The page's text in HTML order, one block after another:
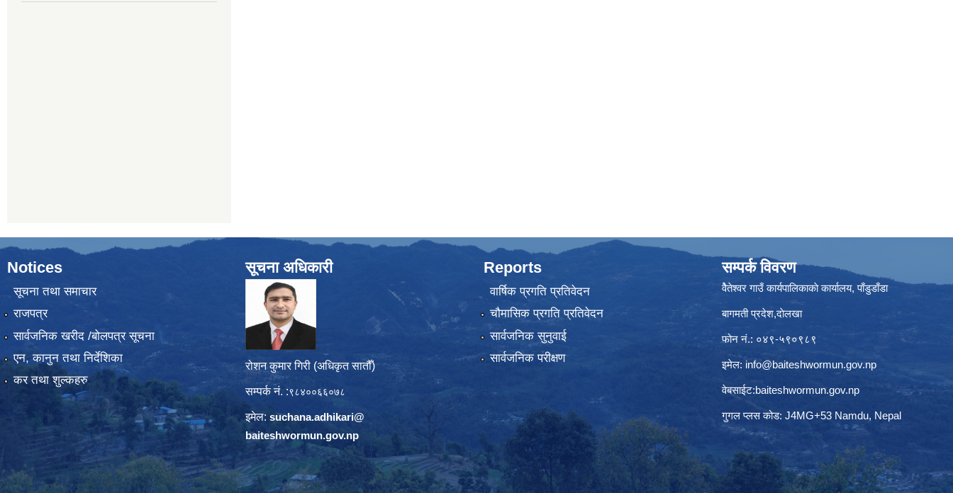
Notices
सूचना तथा समाचार
राजपत्र
सार्वजनिक खरीद /बोलपत्र सूचना
एन, कानुन तथा निर्देशिका
कर तथा शुल्कहरु
सूचना अधिकारी
रोशन कुमार गिरी (अधिकृत सातौँ)
सम्पर्क नं. :९८४००६६०७८
इमेल: suchana.adhikari@
baiteshwormun.gov.np
Reports
वार्षिक प्रगति प्रतिवेदन
चौमासिक प्रगति प्रतिवेदन
सार्वजनिक सुनुवाई
सार्वजनिक परीक्षण
सम्पर्क विवरण
वैेतेश्वर गाउँ कार्यपालिकाकाे कार्यालय, पाँडुडाँडा
बागमती‌ प्रदेश,दाेलखा
फोन नं.: ०४९-५९०९८९
इमेल: info@baiteshwormun.gov.np
वेबसाईट:baiteshwormun.gov.np
गुगल प्लस कोड: J4MG+53 Namdu, Nepal